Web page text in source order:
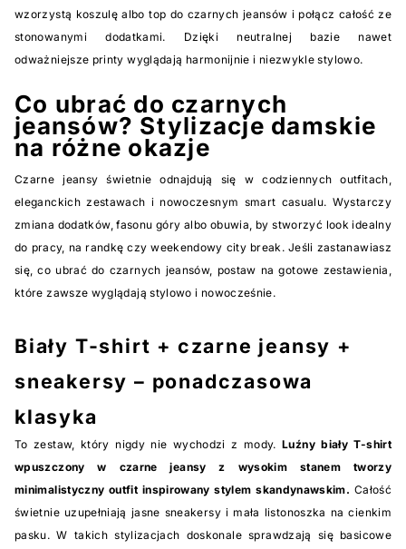
wzorzystą koszulę albo top do czarnych jeansów i połącz całość ze
stonowanymi dodatkami. Dzięki neutralnej bazie nawet
odważniejsze printy wyglądają harmonijnie i niezwykle stylowo.
Co ubrać do czarnych
jeansów? Stylizacje damskie
na różne okazje
Czarne jeansy świetnie odnajdują się w codziennych outfitach,
eleganckich zestawach i nowoczesnym smart casualu. Wystarczy
zmiana dodatków, fasonu góry albo obuwia, by stworzyć look idealny
do pracy, na randkę czy weekendowy city break. Jeśli zastanawiasz
się, co ubrać do czarnych jeansów, postaw na gotowe zestawienia,
które zawsze wyglądają stylowo i nowocześnie.
Biały T-shirt + czarne jeansy +
sneakersy – ponadczasowa
klasyka
To zestaw, który nigdy nie wychodzi z mody.Luźny biały T-shirt
wpuszczony w czarne jeansy z wysokim stanem tworzy
minimalistyczny outfit inspirowany stylem skandynawskim. Całość
świetnie uzupełniają jasne sneakersy i mała listonoszka na cienkim
pasku. W takich stylizacjach doskonale sprawdzają się basicowe